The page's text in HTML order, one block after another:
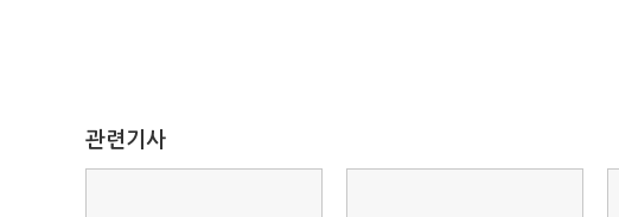
관련기사